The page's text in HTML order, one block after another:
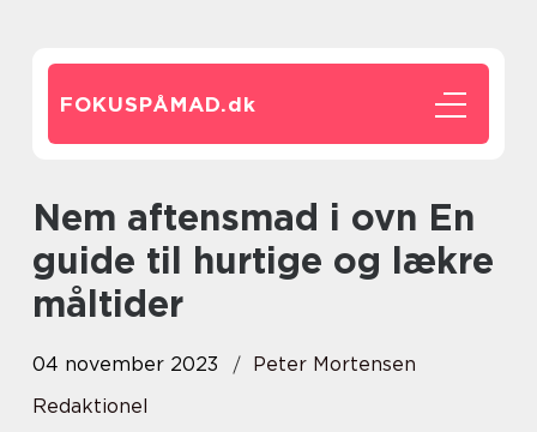
FOKUSPÅMAD.dk
Nem aftensmad i ovn En
guide til hurtige og lækre
måltider
04 november 2023
Peter Mortensen
Redaktionel